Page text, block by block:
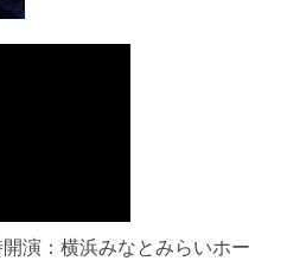
演：横浜みなとみらいホー